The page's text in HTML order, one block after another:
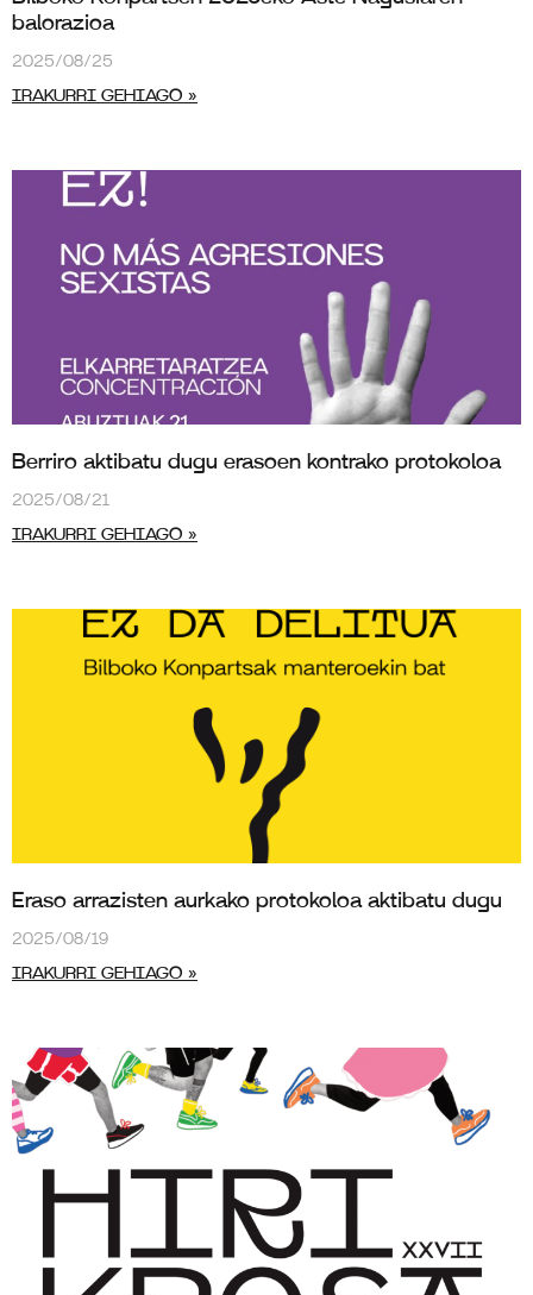
balorazioa
2025/08/25
IRAKURRI GEHIAGO »
Berriro aktibatu dugu erasoen kontrako protokoloa
2025/08/21
IRAKURRI GEHIAGO »
Eraso arrazisten aurkako protokoloa aktibatu dugu
2025/08/19
IRAKURRI GEHIAGO »